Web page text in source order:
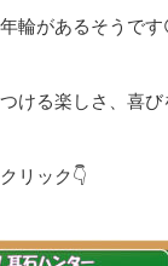
輪があるそうです
ける楽しさ、喜
リック👇